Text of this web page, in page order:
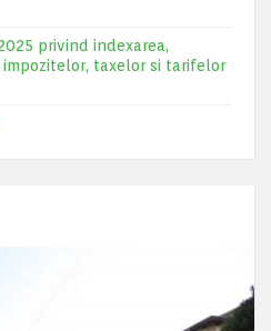
privind indexarea,
taxelor si tarifelor